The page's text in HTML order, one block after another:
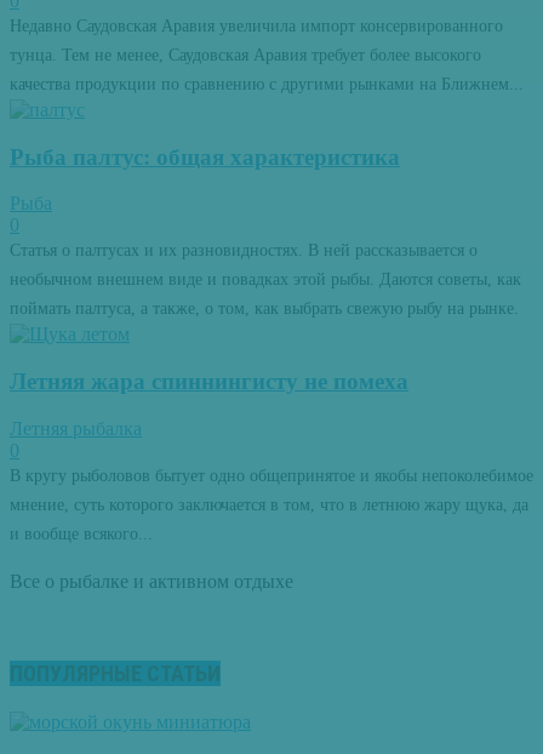
Недавно Саудовская Аравия увеличила импорт консервированного
тунца. Тем не менее, Саудовская Аравия требует более высокого
качества продукции по сравнению с другими рынками на Ближнем...
Рыба палтус: общая характеристика
Рыба
0
Статья о палтусах и их разновидностях. В ней рассказывается о
необычном внешнем виде и повадках этой рыбы. Даются советы, как
поймать палтуса, а также, о том, как выбрать свежую рыбу на рынке.
Летняя жара спиннингисту не помеха
Летняя рыбалка
0
В кругу рыболовов бытует одно общепринятое и якобы непоколебимое
мнение, суть которого заключается в том, что в летнюю жару щука, да
и вообще всякого...
Все о рыбалке и активном отдыхе
ПОПУЛЯРНЫЕ СТАТЬИ